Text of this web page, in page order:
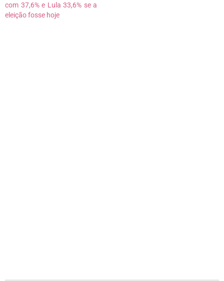
com 37,6% e Lula 33,6% se a
eleição fosse hoje